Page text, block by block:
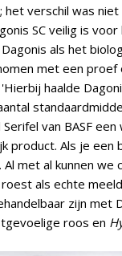
het verschil was
SC veilig is
als het
met een proef
'Hierbij haalde
van BASF
product. Als je een
met al kunnen
als echte
zijn met
roos en